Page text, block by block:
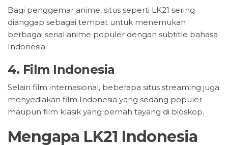
Bagi penggemar anime, situs seperti LK21 sering
dianggap sebagai tempat untuk menemukan
berbagai serial anime populer dengan subtitle bahasa
Indonesia.
4. Film Indonesia
Selain film internasional, beberapa situs streaming juga
menyediakan film Indonesia yang sedang populer
maupun film klasik yang pernah tayang di bioskop.
Mengapa LK21 Indonesia